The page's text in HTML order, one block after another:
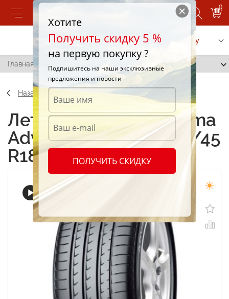
0
Позвонить Заказать услугу
Главная / Yokohama Advan Sport V105 225/45 R18 91Y
Назад
Летние шины Yokohama
Advan Sport V105 225/45
R18 91Y
Хотите
Получить скидку 5 %
на первую покупку ?
Подпишитесь на наши эксклюзивные
предложения и новости
ПОЛУЧИТЬ СКИДКУ